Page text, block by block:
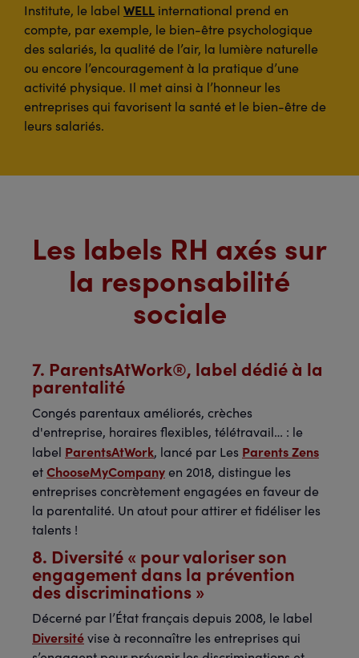
Institute, le label WELL international prend en
compte, par exemple, le bien-être psychologique
des salariés, la qualité de l’air, la lumière naturelle
ou encore l’encouragement à la pratique d’une
activité physique. Il met ainsi à l’honneur les
entreprises qui favorisent la santé et le bien-être de
leurs salariés.
Les labels RH axés sur
la responsabilité
sociale
7. ParentsAtWork®, label dédié à la
parentalité
Congés parentaux améliorés, crèches
d'entreprise, horaires flexibles, télétravail… : le
label ParentsAtWork, lancé par Les Parents Zens
etChooseMyCompanyen 2018, distingue les
entreprises concrètement engagées en faveur de
la parentalité. Un atout pour attirer et fidéliser les
talents !
8. Diversité « pour valoriser son
engagement dans la prévention
des discriminations »
Décerné par l’État français depuis 2008, le label
Diversitévise à reconnaître les entreprises qui